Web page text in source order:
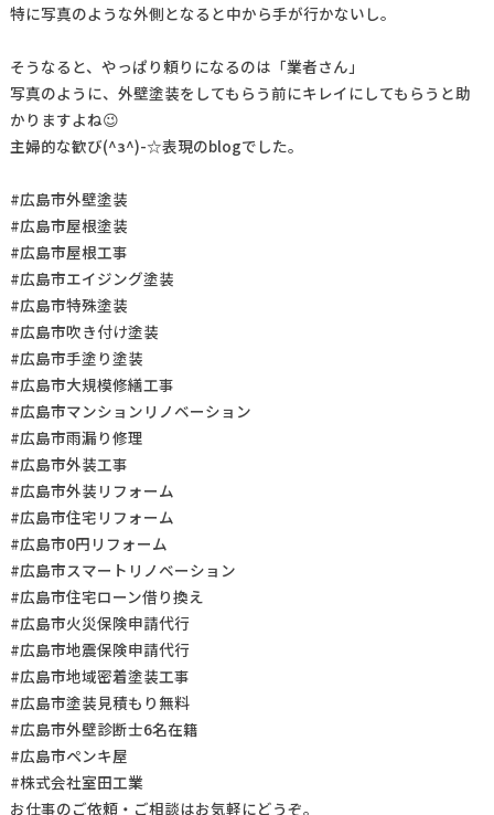
特に写真のような外側となると中から手が行かないし。
そうなると、やっぱり頼りになるのは「業者さん」
写真のように、外壁塗装をしてもらう前にキレイにしてもらうと助
かりますよね😉
主婦的な歓び(^з^)-☆表現のblogでした。
#広島市外壁塗装
#広島市屋根塗装
#広島市屋根工事
#広島市エイジング塗装
#広島市特殊塗装
#広島市吹き付け塗装
#広島市手塗り塗装
#広島市大規模修繕工事
#広島市マンションリノベーション
#広島市雨漏り修理
#広島市外装工事
#広島市外装リフォーム
#広島市住宅リフォーム
#広島市0円リフォーム
#広島市スマートリノベーション
#広島市住宅ローン借り換え
#広島市火災保険申請代行
#広島市地震保険申請代行
#広島市地域密着塗装工事
#広島市塗装見積もり無料
#広島市外壁診断士6名在籍
#広島市ペンキ屋
#株式会社室田工業
お仕事のご依頼・ご相談はお気軽にどうぞ。